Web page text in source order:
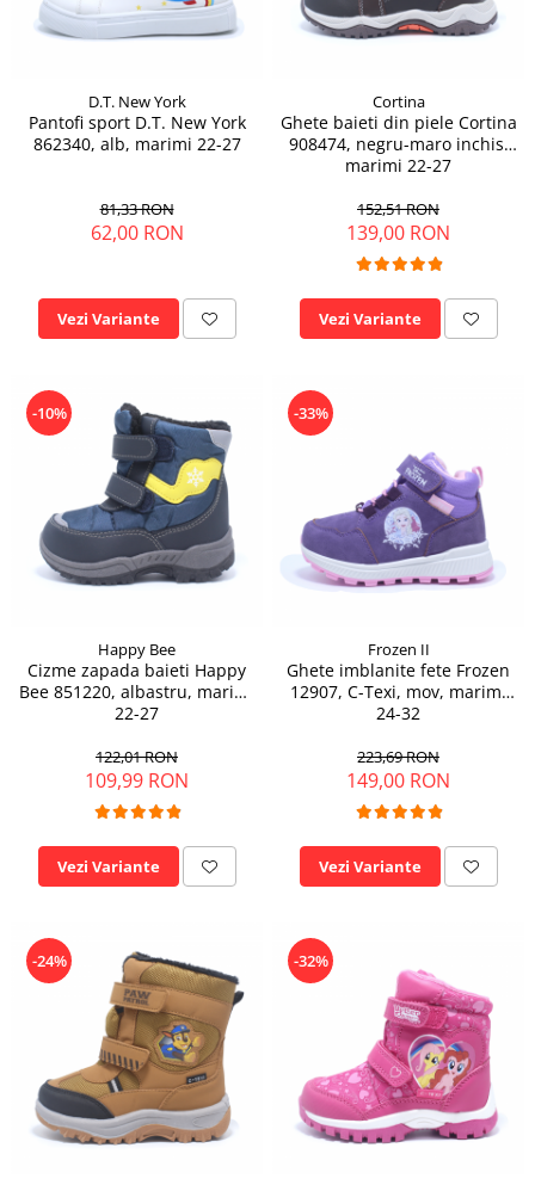
D.T. New York
Pantofi sport D.T. New York
862340, alb, marimi 22-27
81,33 RON
62,00 RON
Vezi Variante
Cortina
Ghete baieti din piele Cortina
908474, negru-maro inchis,
marimi 22-27
152,51 RON
139,00 RON
Vezi Variante
-10%
Happy Bee
Cizme zapada baieti Happy
Bee 851220, albastru, marimi
22-27
122,01 RON
109,99 RON
Vezi Variante
-33%
Frozen II
Ghete imblanite fete Frozen
12907, C-Texi, mov, marimi
24-32
223,69 RON
149,00 RON
Vezi Variante
-24% -32%